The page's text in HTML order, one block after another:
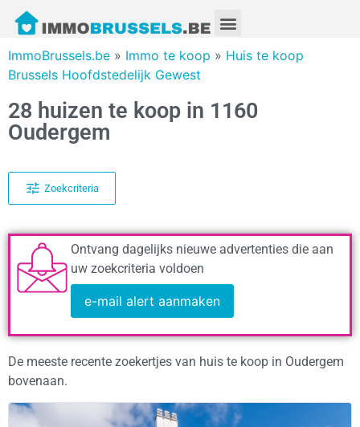
ImmoBrussels.be » Immo te koop » Huis te koop
Brussels Hoofdstedelijk Gewest
28 huizen te koop in 1160
Oudergem
Zoekcriteria
Ontvang dagelijks nieuwe advertenties die aan
uw zoekcriteria voldoen
e-mail alert aanmaken
De meeste recente zoekertjes van huis te koop in Oudergem
bovenaan.